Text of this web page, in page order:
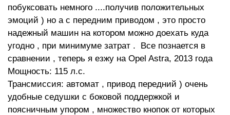
побуксовать немного ....получив положительных
эмоций ) но а с передним приводом , это просто
надежный машин на котором можно доехать куда
угодно , при минимуме затрат . Все познается в
сравнении , теперь я езжу на Opel Astra, 2013 года
Мощность: 115 л.с.
Трансмиссия: автомат , привод передний ) очень
удобные седушки с боковой поддержкой и
поясничным упором , множество кнопок от которых